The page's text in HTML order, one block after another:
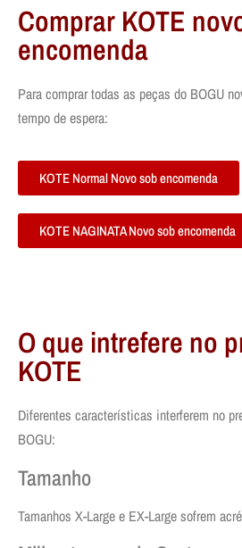
Comprar KOTE
encomenda
Para comprar todas as peças do BOGU
tempo de espera:
KOTE Normal Novo sob encomenda
KOTE NAGINATA Novo sob encomenda
O que intrefere no
KOTE
Diferentes características interferem no
BOGU:
Tamanho
Tamanhos X-Large e EX-Large sofrem